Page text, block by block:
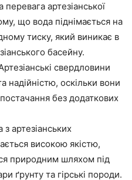
перевага артезіанської
що вода піднімається на
тиску, який виникає в
басейну.
свердловини
надійністю, оскільки вони
без додаткових
з артезіанських
високою якістю,
природним шляхом під
ґрунту та гірські породи.